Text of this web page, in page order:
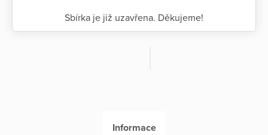
Sbírka je již uzavřena. Děkujeme!
Informace